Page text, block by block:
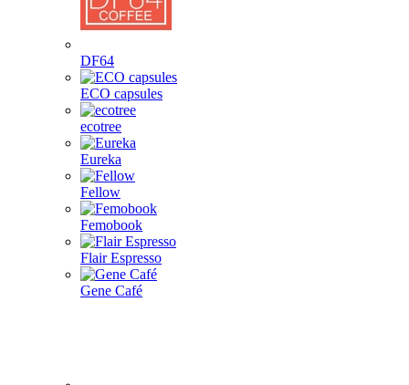
DF64
ECO capsules
ecotree
Eureka
Fellow
Femobook
Flair Espresso
Gene Café